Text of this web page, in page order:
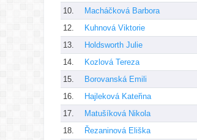
10.
Macháčková Barbora
12.
Kuhnová Viktorie
13.
Holdsworth Julie
14.
Kozlová Tereza
15.
Borovanská Emili
16.
Hajleková Kateřina
17.
Matušíková Nikola
18.
Řezaninová Eliška